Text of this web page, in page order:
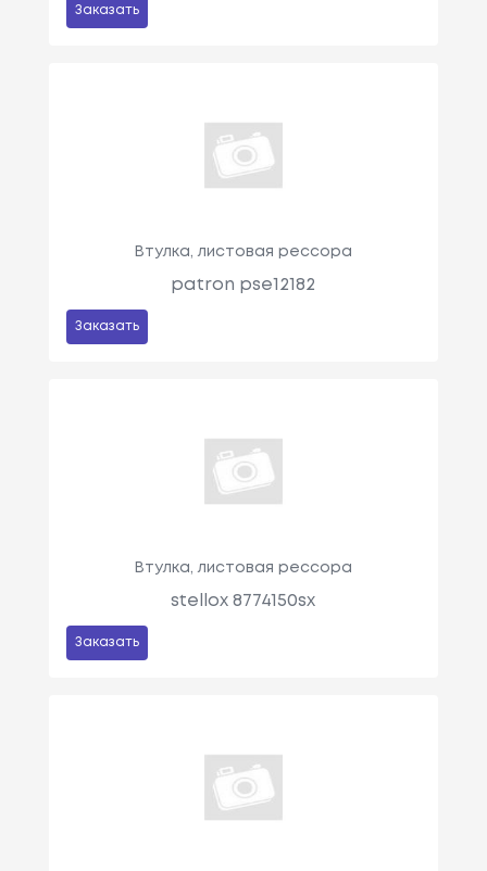
Заказать
Втулка, листовая рессора
patron pse12182
Заказать
Втулка, листовая рессора
stellox 8774150sx
Заказать